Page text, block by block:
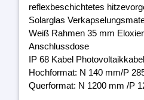
reflexbeschichtetes
Solarglas
Weiß Rahmen 35 mm
Anschlussdose
IP 68 Kabel
Hochformat: N 140 mm/P
Querformat: N 1200 mm /P